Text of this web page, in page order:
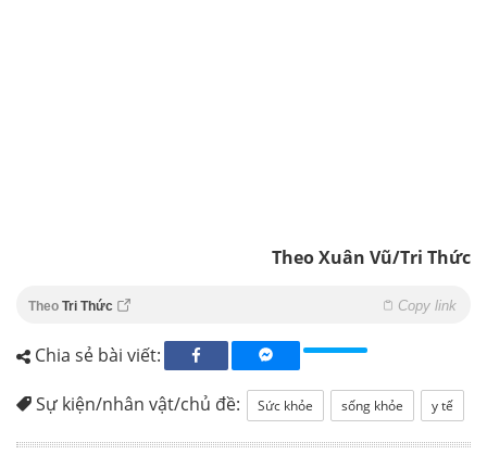
Theo Xuân Vũ/Tri Thức
Theo Tri Thức Copy link
Chia sẻ bài viết:
Sự kiện/nhân vật/chủ đề: Sức khỏe sống khỏe y tế